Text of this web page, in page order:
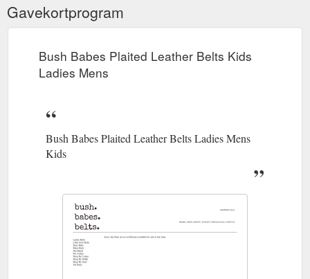
Gavekortprogram
Bush Babes Plaited Leather Belts Kids
Ladies Mens
Bush Babes Plaited Leather Belts Ladies Mens
Kids